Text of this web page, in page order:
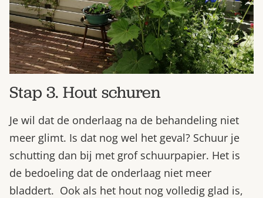
Stap 3. Hout schuren
Je wil dat de onderlaag na de behandeling niet
meer glimt. Is dat nog wel het geval? Schuur je
schutting dan bij met grof schuurpapier. Het is
de bedoeling dat de onderlaag niet meer
bladdert. Ook als het hout nog volledig glad is,